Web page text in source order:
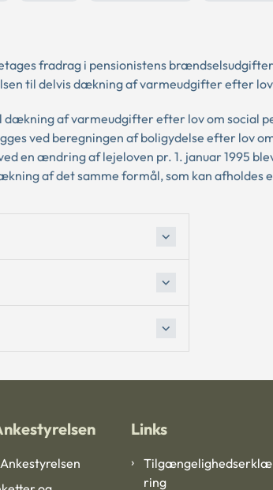
fradrag i pensionistens
til delvis dækning af varmeudgifter efter
af varmeudgifter efter lov om social
ved beregningen af boligydelse efter lov
en ændring af lejeloven pr. 1. januar 1995
af det samme formål, som kan afholdes
Links
Tilgængelighedserklæ
ring